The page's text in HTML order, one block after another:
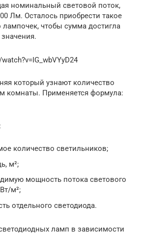
номинальный световой поток,
Лм. Осталось приобрести такое
лампочек, чтобы сумма достигла
который узнают количество
комнаты. Применяется формула:
количество светильников;
м²;
мощность потока светового
м²;
отдельного светодиода.
ламп в зависимости